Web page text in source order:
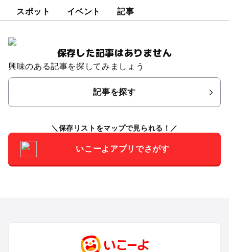
スポット イベント 記事
保存した記事はありません
興味のある記事を探してみましょう
記事を探す
保存リストをマップで見られる！
いこーよアプリでさがす